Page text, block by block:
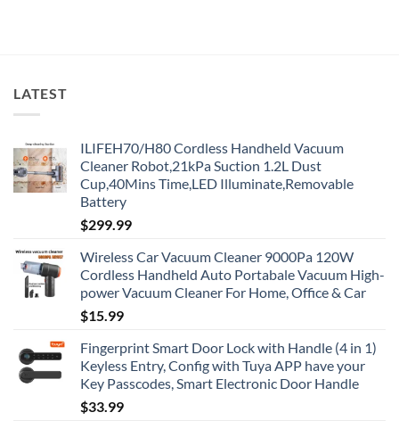
LATEST
ILIFEH70/H80 Cordless Handheld Vacuum
Cleaner Robot,21kPa Suction 1.2L Dust
Cup,40Mins Time,LED Illuminate,Removable
Battery
$299.99
Wireless Car Vacuum Cleaner 9000Pa 120W
Cordless Handheld Auto Portabale Vacuum High-
power Vacuum Cleaner For Home, Office & Car
$15.99
Fingerprint Smart Door Lock with Handle (4 in 1)
Keyless Entry, Config with Tuya APP have your
Key Passcodes, Smart Electronic Door Handle
$33.99